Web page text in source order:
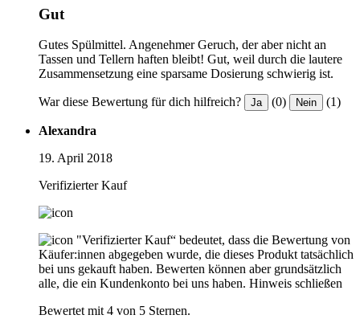
Gut
Gutes Spülmittel. Angenehmer Geruch, der aber nicht an
Tassen und Tellern haften bleibt! Gut, weil durch die lautere
Zusammensetzung eine sparsame Dosierung schwierig ist.
War diese Bewertung für dich hilfreich? Ja (0) Nein (1)
Alexandra
19. April 2018
Verifizierter Kauf
"Verifizierter Kauf“ bedeutet, dass die Bewertung von
Käufer:innen abgegeben wurde, die dieses Produkt tatsächlich
bei uns gekauft haben. Bewerten können aber grundsätzlich
alle, die ein Kundenkonto bei uns haben. Hinweis schließen
Bewertet mit 4 von 5 Sternen.